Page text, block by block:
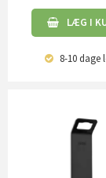
LÆG I
8-10 dage